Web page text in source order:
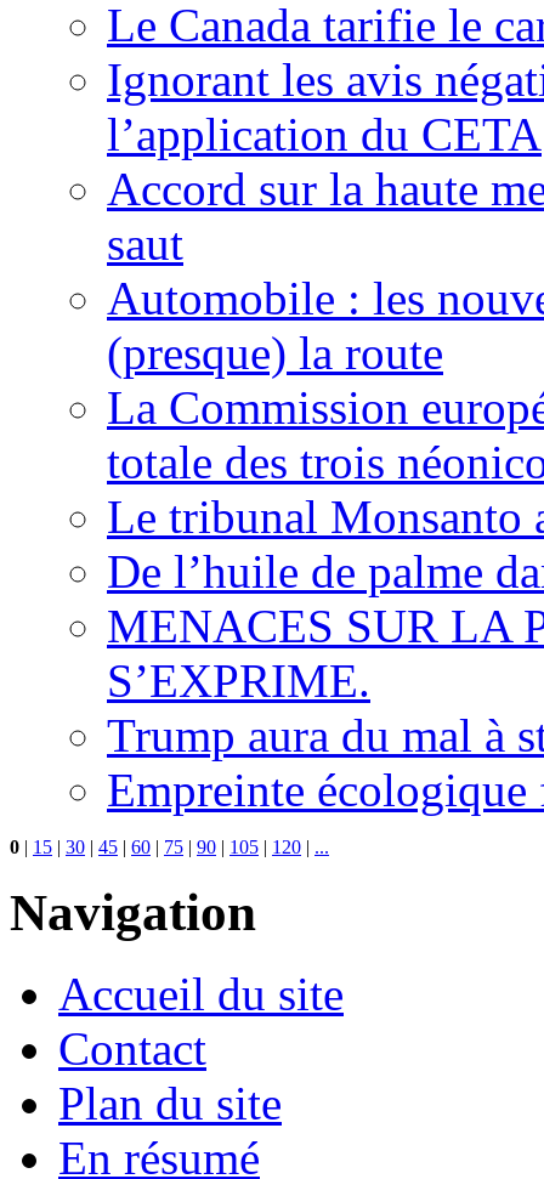
Le Canada tarifie le
Ignorant les avis
l’application du CETA
Accord sur la haute
saut
Automobile : les
(presque) la route
La Commission
totale des trois
Le tribunal Monsanto
De l’huile de palme
MENACES SUR LA
S’EXPRIME.
Trump aura du mal à
Empreinte écologique
0 | 15 | 30 | 45 | 60 | 75 | 90 | 105 | 120 | ...
Navigation
Accueil du site
Contact
Plan du site
En résumé